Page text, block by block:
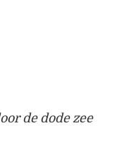
de dode zee